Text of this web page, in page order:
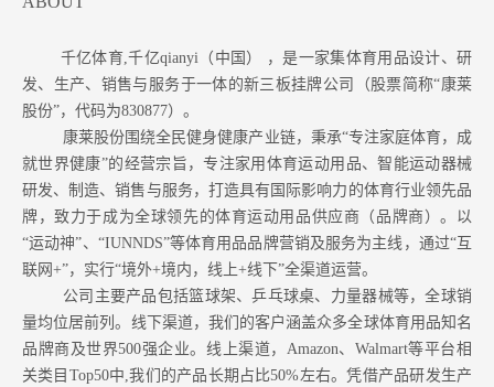
千亿体育,千亿qianyi（中国） ，是一家集体育用品设计、研
发、生产、销售与服务于一体的新三板挂牌公司（股票简称“康莱
股份”，代码为830877）。
康莱股份围绕全民健身健康产业链，秉承“专注家庭体育，成
就世界健康”的经营宗旨，专注家用体育运动用品、智能运动器械
研发、制造、销售与服务，打造具有国际影响力的体育行业领先品
牌，致力于成为全球领先的体育运动用品供应商（品牌商）。以
“运动神”、“IUNNDS”等体育用品品牌营销及服务为主线，通过“互
联网+”，实行“境外+境内，线上+线下”全渠道运营。
公司主要产品包括篮球架、乒乓球桌、力量器械等，全球销
量均位居前列。 线下渠道，我们的客户涵盖众多全球体育用品知名
品牌商及世界500强企业。 线上渠道，Amazon、Walmart等平台相
关类目Top50中,我们的产品长期占比50%左右。凭借产品研发生产